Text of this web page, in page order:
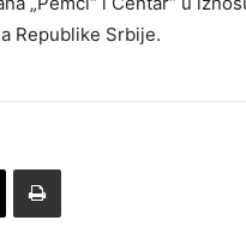
Republike Srbije.